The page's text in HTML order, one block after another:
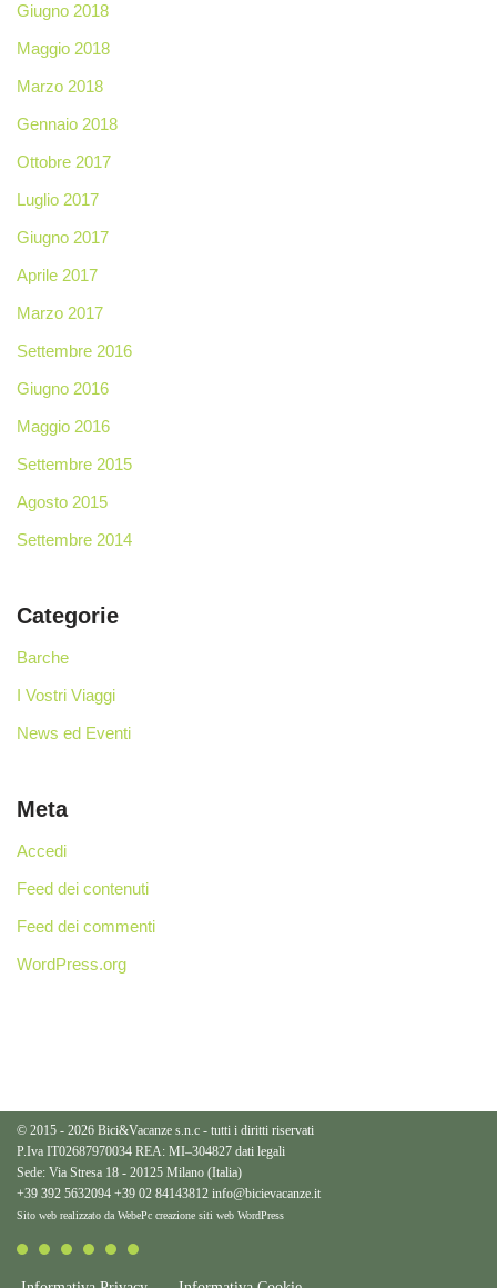
Giugno 2018
Maggio 2018
Marzo 2018
Gennaio 2018
Ottobre 2017
Luglio 2017
Giugno 2017
Aprile 2017
Marzo 2017
Settembre 2016
Giugno 2016
Maggio 2016
Settembre 2015
Agosto 2015
Settembre 2014
Categorie
Barche
I Vostri Viaggi
News ed Eventi
Meta
Accedi
Feed dei contenuti
Feed dei commenti
WordPress.org
© 2015 - 2026 Bici&Vacanze s.n.c - tutti i diritti riservati
P.Iva IT02687970034 REA: MI–304827 dati legali
Sede: Via Stresa 18 - 20125 Milano (Italia)
+39 392 5632094 +39 02 84143812 info@bicievacanze.it
Sito web realizzato da WebePc creazione siti web WordPress